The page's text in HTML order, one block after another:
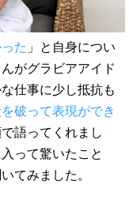
た 」と自身につい
がグラビアアイド
仕事に少し抵抗も
破って表現ができ
語ってくれまし
って驚いたこと
てみました。